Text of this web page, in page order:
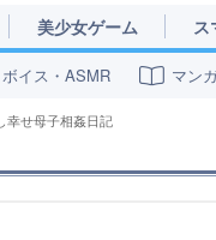
美少女ゲーム ス
ボイス・ASMR マン
幸せ母子相姦日記